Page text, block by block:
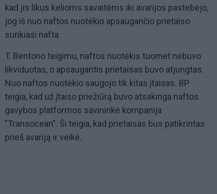
kad jis likus kelioms savaitėms iki avarijos pastebėjo,
jog iš nuo naftos nuotėkio apsaugančio prietaiso
sunkiasi nafta.
T. Bentono teigimu, naftos nuotėkis tuomet nebuvo
likviduotas, o apsaugantis prietaisas buvo atjungtas.
Nuo naftos nuotėkio saugojo tik kitas įtaisas. BP
teigia, kad už įtaiso priežiūrą buvo atsakinga naftos
gavybos platformos savininkė kompanija
"Transocean". Ši teigia, kad prietaisas bus patikrintas
prieš avariją ir veikė.